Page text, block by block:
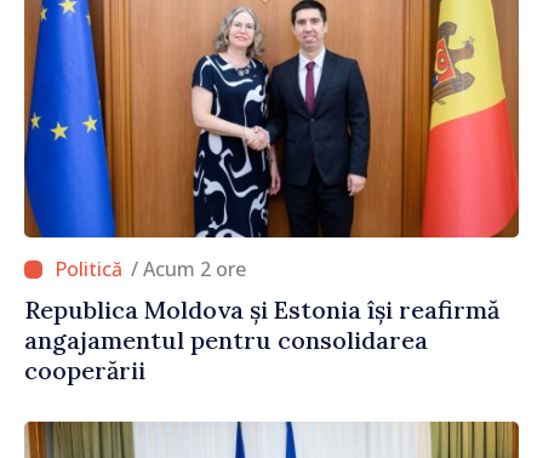
/ Acum 2 ore
Republica Moldova și Estonia își reafirmă
angajamentul pentru consolidarea
cooperării